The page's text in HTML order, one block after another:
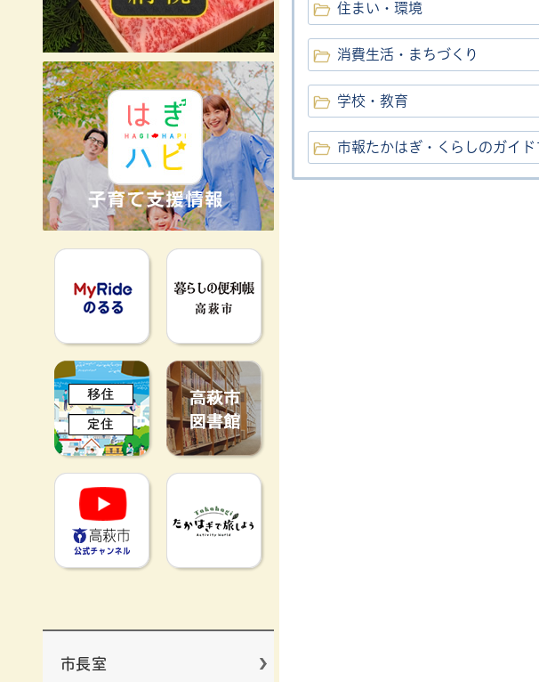
MyRideのるる
移住定住
高萩市YouTube公式チャンネル
市長室
住まい・環境
消費生活・まちづくり
学校・教育
市報たかはぎ・くらしのガイド